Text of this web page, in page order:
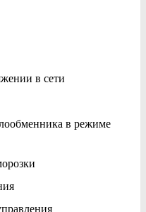
в сети
в режиме